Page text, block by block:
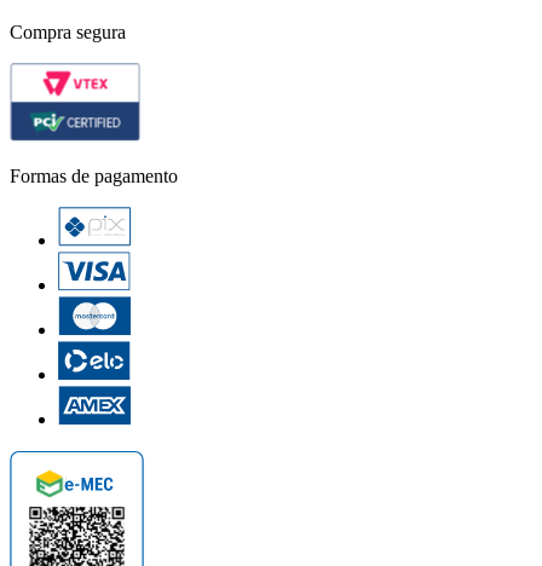
Compra segura
Formas de pagamento